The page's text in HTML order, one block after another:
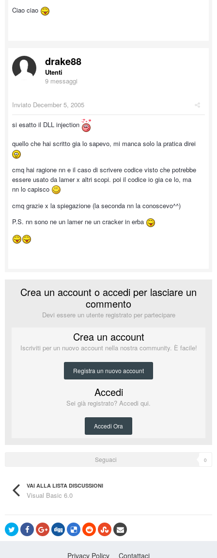
Ciao ciao
drake88
Utenti
9 messaggi
Inviato December 5, 2005
si esatto il DLL injection
quello che hai scritto gia lo sapevo, mi manca solo la pratica direi
cmq hai ragione nn e il caso di scrivere codice visto che potrebbe
essere usato da lamer x altri scopi. poi il codice io gia ce lo, ma
nn lo capisco
cmq grazie x la spiegazione (la seconda nn la conoscevo^^)
P.S. nn sono ne un lamer ne un cracker in erba
Crea un account o accedi per lasciare un
commento
Devi essere un utente registrato per partecipare
Crea un account
Iscriviti per un nuovo account nella nostra community. È facile!
Registra un nuovo account
Accedi
Sei già registrato? Accedi qui.
Accedi Ora
Seguaci 0
VAI ALLA LISTA DISCUSSIONI
Visual Basic 6.0
Privacy Policy Contattaci